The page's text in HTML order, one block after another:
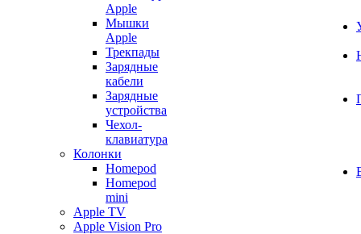
Apple
Мышки
Apple
Трекпады
Зарядные
кабели
Зарядные
устройства
Чехол-
клавиатура
Колонки
Homepod
Homepod
mini
Apple TV
Apple Vision Pro